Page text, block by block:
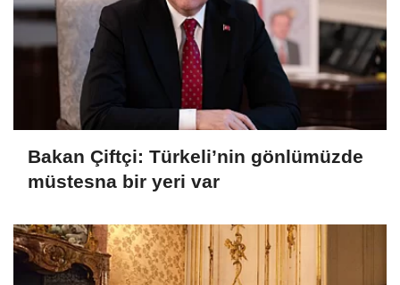
Bakan Çiftçi: Türkeli’nin gönlümüzde
müstesna bir yeri var